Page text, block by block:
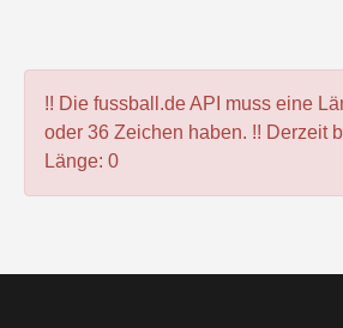
!! Die fussball.de API muss eine
oder 36 Zeichen haben. !! Derzeit
Länge: 0